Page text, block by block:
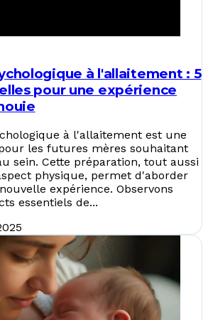
à l'allaitement : 5
pour une expérience
à l'allaitement est une
les futures mères souhaitant
sein. Cette préparation, tout aussi
physique, permet d'aborder
expérience. Observons
essentiels de...